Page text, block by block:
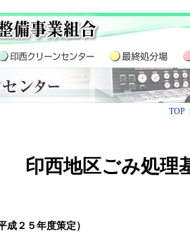
TOP
印西地区ごみ処理
成２５年度策定）